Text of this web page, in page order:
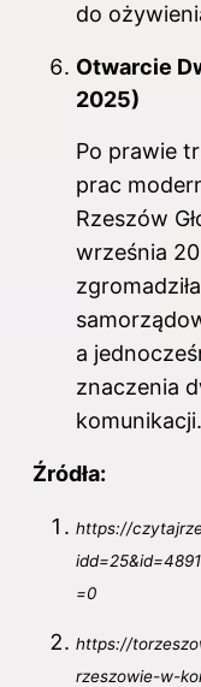
do
Otwarcie
2025)
Po prawie
prac
Rzeszów
września
a
znaczenia
komunikacji.
Źródła:
https://
=0
https://
rzeszowie-w-